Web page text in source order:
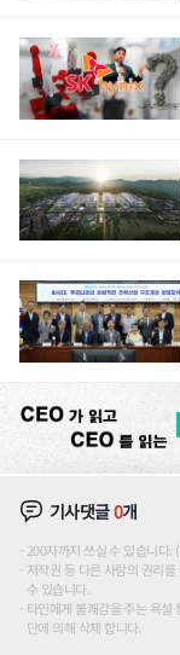
기사댓글0개
200자까지 쓰실 수 있습니다
저작권 등 다른 사람의 권리
수 있습니다.
타인에게 불쾌감을 주는 욕설
단에 의해 삭제 합니다.